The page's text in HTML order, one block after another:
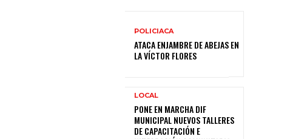
POLICIACA
ATACA ENJAMBRE DE ABEJAS EN
LA VÍCTOR FLORES
LOCAL
PONE EN MARCHA DIF
MUNICIPAL NUEVOS TALLERES
DE CAPACITACIÓN E